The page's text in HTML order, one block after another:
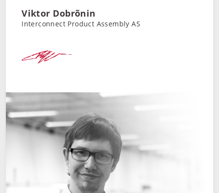
Viktor Dobrõnin
Interconnect Product Assembly AS